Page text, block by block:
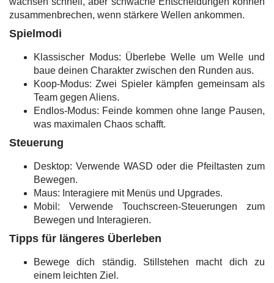
zusammenbrechen, wenn stärkere Wellen ankommen.
Spielmodi
Klassischer Modus: Überlebe Welle um Welle und
baue deinen Charakter zwischen den Runden aus.
Koop-Modus: Zwei Spieler kämpfen gemeinsam als
Team gegen Aliens.
Endlos-Modus: Feinde kommen ohne lange Pausen,
was maximalen Chaos schafft.
Steuerung
Desktop: Verwende WASD oder die Pfeiltasten zum
Bewegen.
Maus: Interagiere mit Menüs und Upgrades.
Mobil: Verwende Touchscreen-Steuerungen zum
Bewegen und Interagieren.
Tipps für längeres Überleben
Bewege dich ständig. Stillstehen macht dich zu
einem leichten Ziel.